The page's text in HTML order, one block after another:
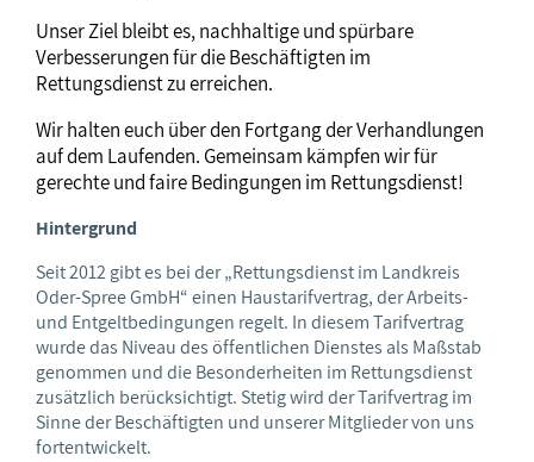
Unser Ziel bleibt es, nachhaltige und spürbare
Verbesserungen für die Beschäftigten im
Rettungsdienst zu erreichen.
Wir halten euch über den Fortgang der Verhandlungen
auf dem Laufenden. Gemeinsam kämpfen wir für
gerechte und faire Bedingungen im Rettungsdienst!
Hintergrund
Seit 2012 gibt es bei der „Rettungsdienst im Landkreis
Oder-Spree GmbH“ einen Haustarifvertrag, der Arbeits-
und Entgeltbedingungen regelt. In diesem Tarifvertrag
wurde das Niveau des öffentlichen Dienstes als Maßstab
genommen und die Besonderheiten im Rettungsdienst
zusätzlich berücksichtigt. Stetig wird der Tarifvertrag im
Sinne der Beschäftigten und unserer Mitglieder von uns
fortentwickelt.